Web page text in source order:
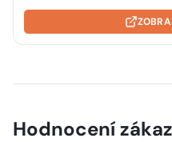
Hodnocení